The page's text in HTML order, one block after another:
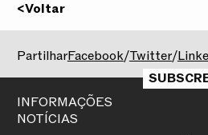
<Voltar
PartilharFacebook/Twitter/
INFORMAÇÕES
NOTÍCIAS